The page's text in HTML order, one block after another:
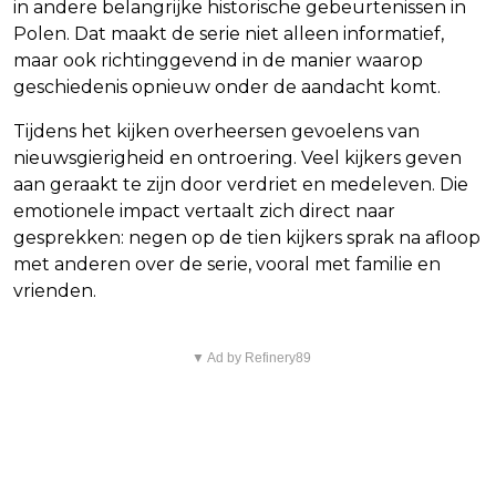
in andere belangrijke historische gebeurtenissen in
Polen. Dat maakt de serie niet alleen informatief,
maar ook richtinggevend in de manier waarop
geschiedenis opnieuw onder de aandacht komt.
Tijdens het kijken overheersen gevoelens van
nieuwsgierigheid en ontroering. Veel kijkers geven
aan geraakt te zijn door verdriet en medeleven. Die
emotionele impact vertaalt zich direct naar
gesprekken: negen op de tien kijkers sprak na afloop
met anderen over de serie, vooral met familie en
vrienden.
▼ Ad by Refinery89